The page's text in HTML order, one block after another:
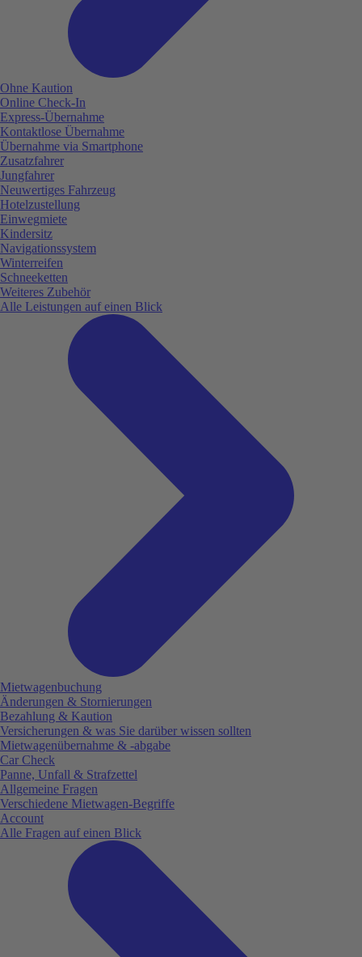
Ohne Kaution
Online Check-In
Express-Übernahme
Kontaktlose Übernahme
Übernahme via Smartphone
Zusatzfahrer
Jungfahrer
Neuwertiges Fahrzeug
Hotelzustellung
Einwegmiete
Kindersitz
Navigationssystem
Winterreifen
Schneeketten
Weiteres Zubehör
Alle Leistungen auf einen Blick
Mietwagenbuchung
Änderungen & Stornierungen
Bezahlung & Kaution
Versicherungen & was Sie darüber wissen sollten
Mietwagenübernahme & -abgabe
Car Check
Panne, Unfall & Strafzettel
Allgemeine Fragen
Verschiedene Mietwagen-Begriffe
Account
Alle Fragen auf einen Blick